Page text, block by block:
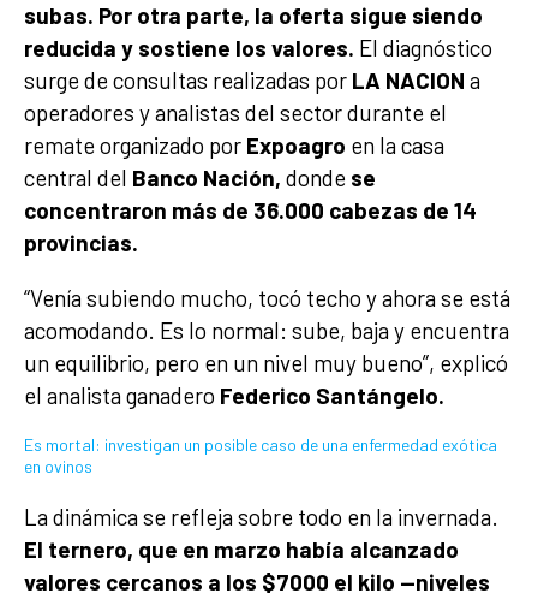
subas. Por otra parte, la oferta sigue siendo
reducida y sostiene los valores. El diagnóstico
surge de consultas realizadas por LA NACION a
operadores y analistas del sector durante el
remate organizado por Expoagro en la casa
central del Banco Nación, donde se
concentraron más de 36.000 cabezas de 14
provincias.
“Venía subiendo mucho, tocó techo y ahora se está
acomodando. Es lo normal: sube, baja y encuentra
un equilibrio, pero en un nivel muy bueno”, explicó
el analista ganadero Federico Santángelo.
Es mortal: investigan un posible caso de una enfermedad exótica
en ovinos
La dinámica se refleja sobre todo en la invernada.
El ternero, que en marzo había alcanzado
valores cercanos a los $7000 el kilo —niveles